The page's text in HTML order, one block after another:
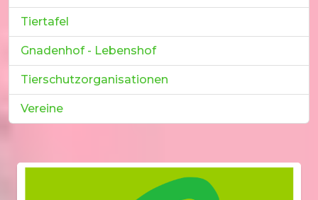
Tiertafel
Gnadenhof - Lebenshof
Tierschutzorganisationen
Vereine